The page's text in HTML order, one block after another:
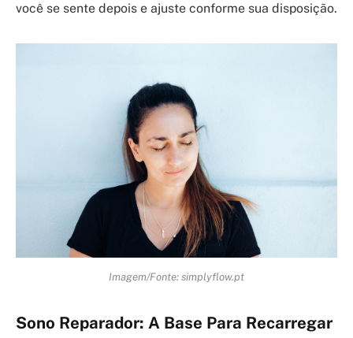
você se sente depois e ajuste conforme sua disposição.
Imagem/Fonte: simplyflow.pt
Sono Reparador: A Base Para Recarregar